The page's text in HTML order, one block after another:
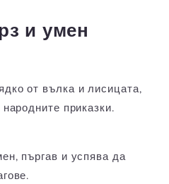
и умен
от вълка и лисицата,
приказки.
пъргав и успява да